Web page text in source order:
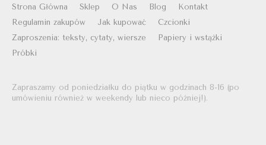
Strona Główna Sklep O Nas Blog
Kontakt
Regulamin zakupów
Jak kupować
Czcionki
Zaproszenia: teksty, cytaty, wiersze
Papiery i wstążki
Próbki
Zapraszamy od poniedziałku do piątku w godzinach 8-16 (po
umówieniu również w weekendy lub nieco później!).